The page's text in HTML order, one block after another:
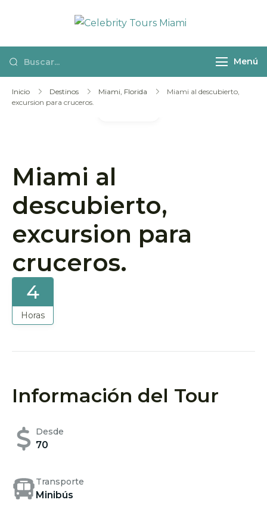
Tours Miami
excursiones en
español porMenú
Inicio Destinos Miami, Florida
Miami al descubierto,
excursion para cruceros.
Miami al
descubierto,
excursion para
cruceros.
4
Horas
Información del Tour
Desde
70
Transporte
Minibús